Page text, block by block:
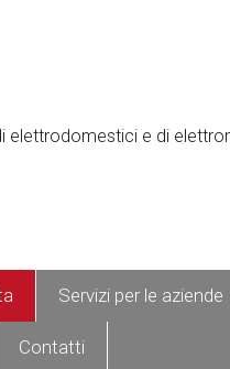
Servizi per le aziende
Contatti